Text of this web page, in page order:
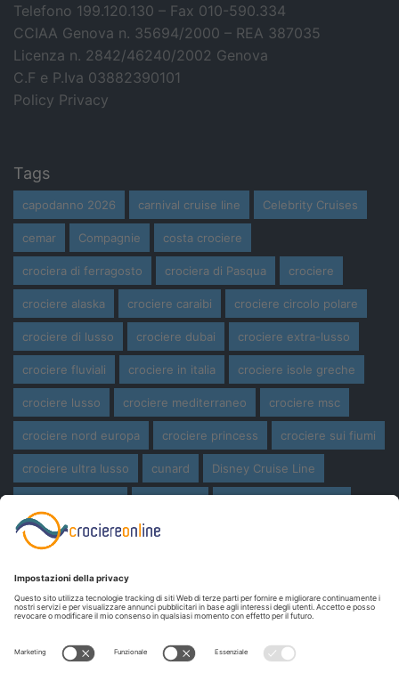
Telefono 199.120.130 – Fax 010-590.334
CCIAA Genova n. 35694/2000 – REA 387035
Licenza n. 2842/46240/2002 Genova
C.F e P.Iva 03882390101
Policy Privacy
Tags
capodanno 2026 carnival cruise line Celebrity Cruises
cemar Compagnie costa crociere
crociera di ferragosto crociera di Pasqua crociere
crociere alaska crociere caraibi crociere circolo polare
crociere di lusso crociere dubai crociere extra-lusso
crociere fluviali crociere in italia crociere isole greche
crociere lusso crociere mediterraneo crociere msc
crociere nord europa crociere princess crociere sui fiumi
crociere ultra lusso cunard Disney Cruise Line
giro del mondo miami
oceania cruises Pasqua Pasqua in crociera
Silversea viaggio di nozze